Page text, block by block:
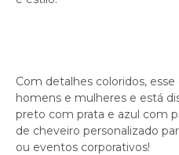
Com detalhes coloridos,
homens e mulheres e está
preto com prata e azul com
de cheveiro personalizado
ou eventos corporativos!